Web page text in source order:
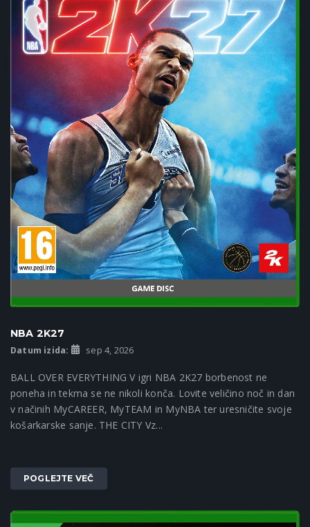
NBA 2K27
Datum izida: sep 4, 2026
BALL OVER EVERYTHING V igri NBA 2K27 borbenost ne
poneha in tekma se ne nikoli konča. Lovite veličino noč in dan
v načinih MyCAREER, MyTEAM in MyNBA ter uresničite svoje
košarkarske sanje. THE CITY Vz...
POGLEJTE VEČ